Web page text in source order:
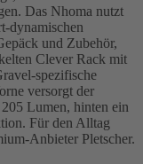
Das Nhoma nutzt
dynamischen
und Zubehör,
Clever Rack mit
spezifische
versorgt der
Lumen, hinten ein
Für den Alltag
Anbieter Pletscher.